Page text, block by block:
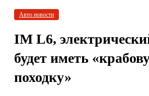
Авто новости
IM L6,
будет иметь
походку»